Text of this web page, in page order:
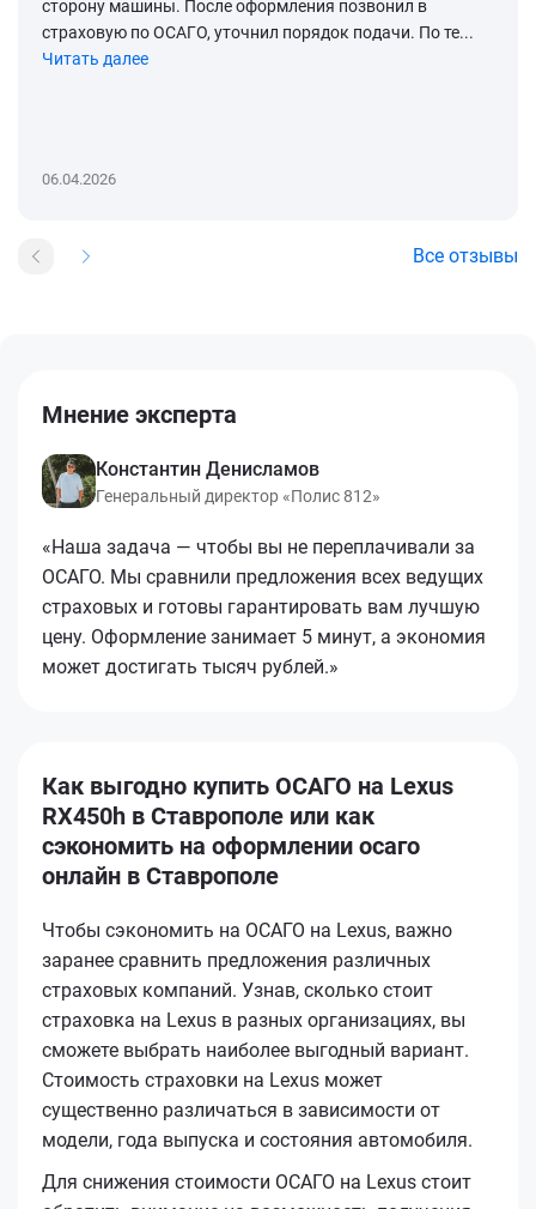
сторону машины. После оформления позвонил в
страховую по ОСАГО, уточнил порядок подачи. По те...
Читать далее
06.04.2026
Все отзывы
Мнение эксперта
Константин Денисламов
Генеральный директор «Полис 812»
«Наша задача — чтобы вы не переплачивали за
ОСАГО. Мы сравнили предложения всех ведущих
страховых и готовы гарантировать вам лучшую
цену. Оформление занимает 5 минут, а экономия
может достигать тысяч рублей.»
Как выгодно купить ОСАГО на Lexus
RX450h в Ставрополе или как
сэкономить на оформлении осаго
онлайн в Ставрополе
Чтобы сэкономить на ОСАГО на Lexus, важно
заранее сравнить предложения различных
страховых компаний. Узнав, сколько стоит
страховка на Lexus в разных организациях, вы
сможете выбрать наиболее выгодный вариант.
Стоимость страховки на Lexus может
существенно различаться в зависимости от
модели, года выпуска и состояния автомобиля.
Для снижения стоимости ОСАГО на Lexus стоит